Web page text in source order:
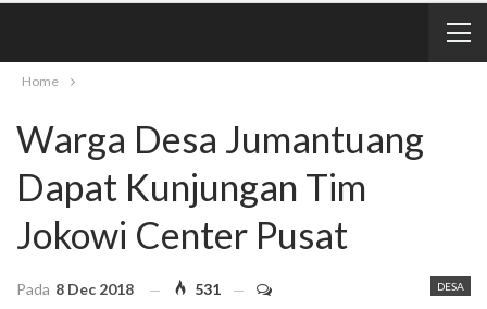
Home
Warga Desa Jumantuang
Dapat Kunjungan Tim
Jokowi Center Pusat
DESA
Pada 8 Dec 2018 531